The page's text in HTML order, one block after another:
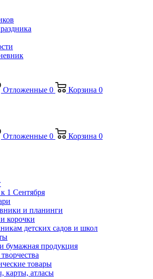
Отложенные 0 Корзина 0
Отложенные 0 Корзина 0
1 Сентября
и планинги
корочки
детских садов и школ
бумажная продукция
товары
карты, атласы